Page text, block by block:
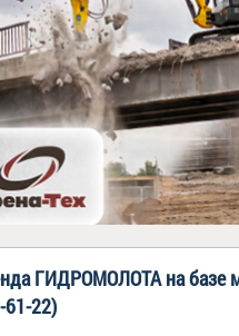
ГИДРОМОЛОТА на базе
22)